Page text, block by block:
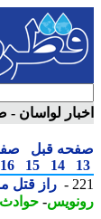
لواسان -
قبل صفحه
14
15
16
17
راز قتل
-حوادث -9 ماه پیش - یکشنبه 18 آبان 1404، 05:28